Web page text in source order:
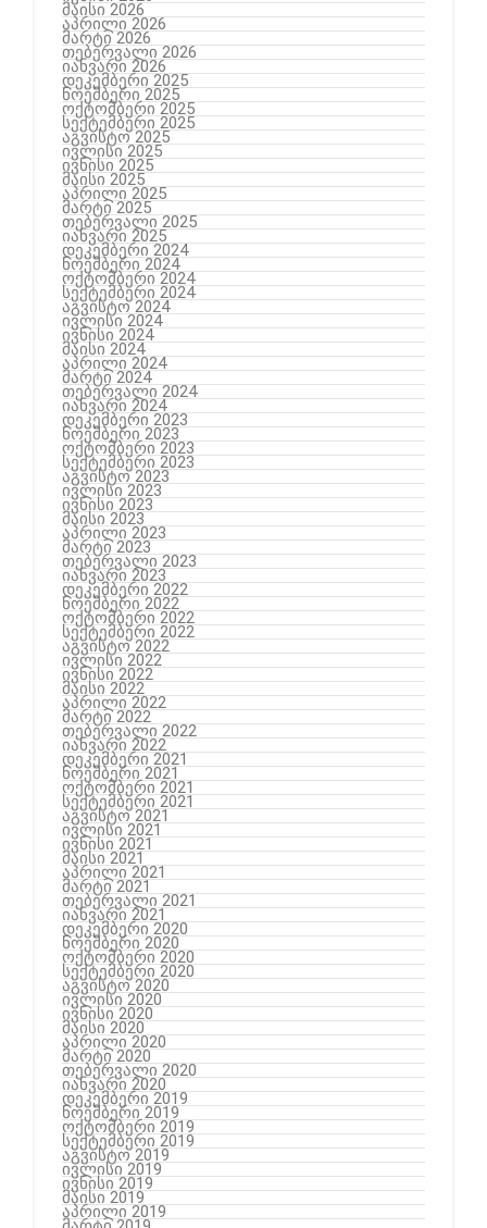
მაისი 2026
აპრილი 2026
მარტი 2026
თებერვალი 2026
იანვარი 2026
დეკემბერი 2025
ნოემბერი 2025
ოქტომბერი 2025
სექტემბერი 2025
აგვისტო 2025
ივლისი 2025
ივნისი 2025
მაისი 2025
აპრილი 2025
მარტი 2025
თებერვალი 2025
იანვარი 2025
დეკემბერი 2024
ნოემბერი 2024
ოქტომბერი 2024
სექტემბერი 2024
აგვისტო 2024
ივლისი 2024
ივნისი 2024
მაისი 2024
აპრილი 2024
მარტი 2024
თებერვალი 2024
იანვარი 2024
დეკემბერი 2023
ნოემბერი 2023
ოქტომბერი 2023
სექტემბერი 2023
აგვისტო 2023
ივლისი 2023
ივნისი 2023
მაისი 2023
აპრილი 2023
მარტი 2023
თებერვალი 2023
იანვარი 2023
დეკემბერი 2022
ნოემბერი 2022
ოქტომბერი 2022
სექტემბერი 2022
აგვისტო 2022
ივლისი 2022
ივნისი 2022
მაისი 2022
აპრილი 2022
მარტი 2022
თებერვალი 2022
იანვარი 2022
დეკემბერი 2021
ნოემბერი 2021
ოქტომბერი 2021
სექტემბერი 2021
აგვისტო 2021
ივლისი 2021
ივნისი 2021
მაისი 2021
აპრილი 2021
მარტი 2021
თებერვალი 2021
იანვარი 2021
დეკემბერი 2020
ნოემბერი 2020
ოქტომბერი 2020
სექტემბერი 2020
აგვისტო 2020
ივლისი 2020
ივნისი 2020
მაისი 2020
აპრილი 2020
მარტი 2020
თებერვალი 2020
იანვარი 2020
დეკემბერი 2019
ნოემბერი 2019
ოქტომბერი 2019
სექტემბერი 2019
აგვისტო 2019
ივლისი 2019
ივნისი 2019
მაისი 2019
აპრილი 2019